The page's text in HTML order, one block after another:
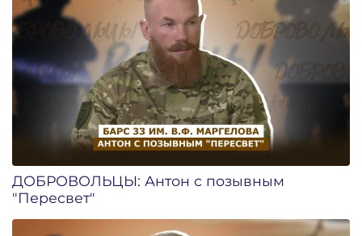
ДОБРОВОЛЬЦЫ: Антон с позывным
"Пересвет"